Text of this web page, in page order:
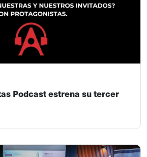
Podcast estrena su tercer